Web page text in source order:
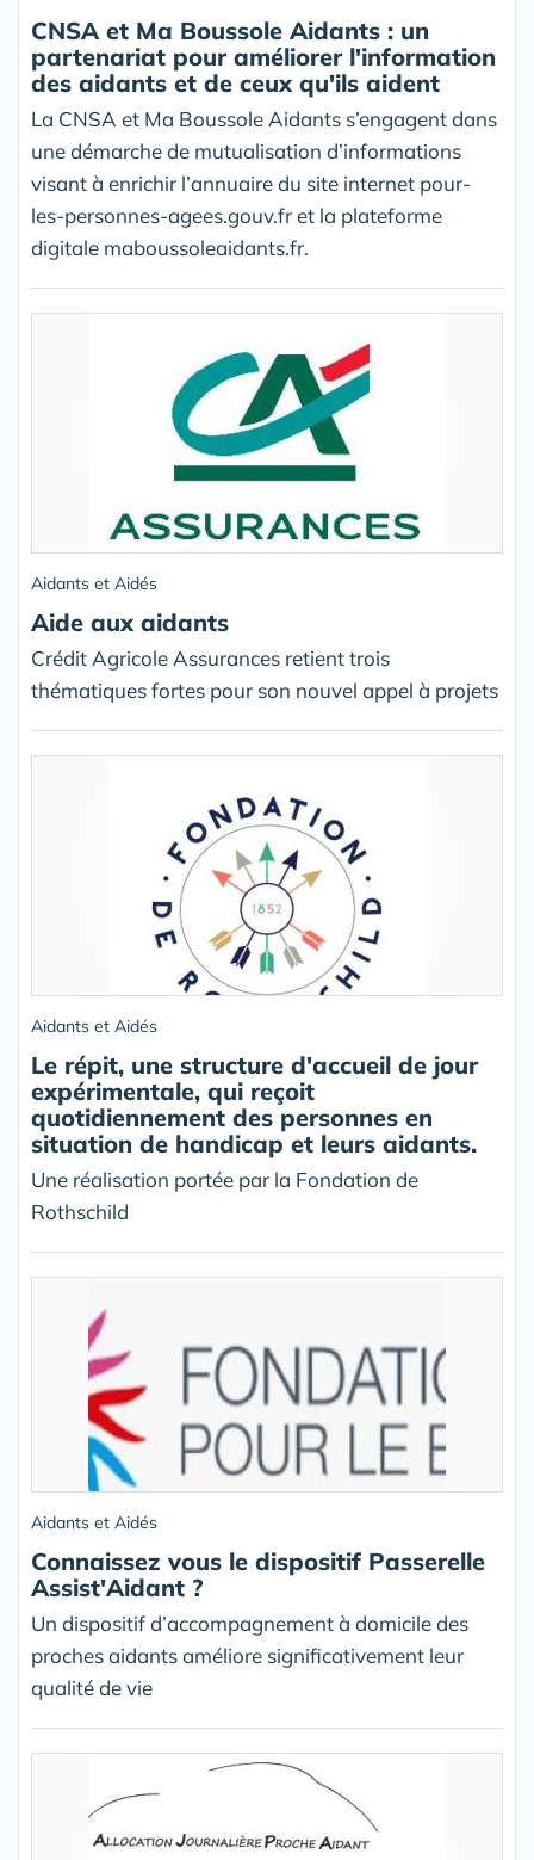
CNSA et Ma Boussole Aidants : un
partenariat pour améliorer l'information
des aidants et de ceux qu'ils aident
La CNSA et Ma Boussole Aidants s’engagent dans
une démarche de mutualisation d’informations
visant à enrichir l’annuaire du site internet pour-
les-personnes-agees.gouv.fr et la plateforme
digitale maboussoleaidants.fr.
Aidants et Aidés
Aide aux aidants
Crédit Agricole Assurances retient trois
thématiques fortes pour son nouvel appel à projets
Aidants et Aidés
Le répit, une structure d'accueil de jour
expérimentale, qui reçoit
quotidiennement des personnes en
situation de handicap et leurs aidants.
Une réalisation portée par la Fondation de
Rothschild
Aidants et Aidés
Connaissez vous le dispositif Passerelle
Assist'Aidant ?
Un dispositif d’accompagnement à domicile des
proches aidants améliore significativement leur
qualité de vie